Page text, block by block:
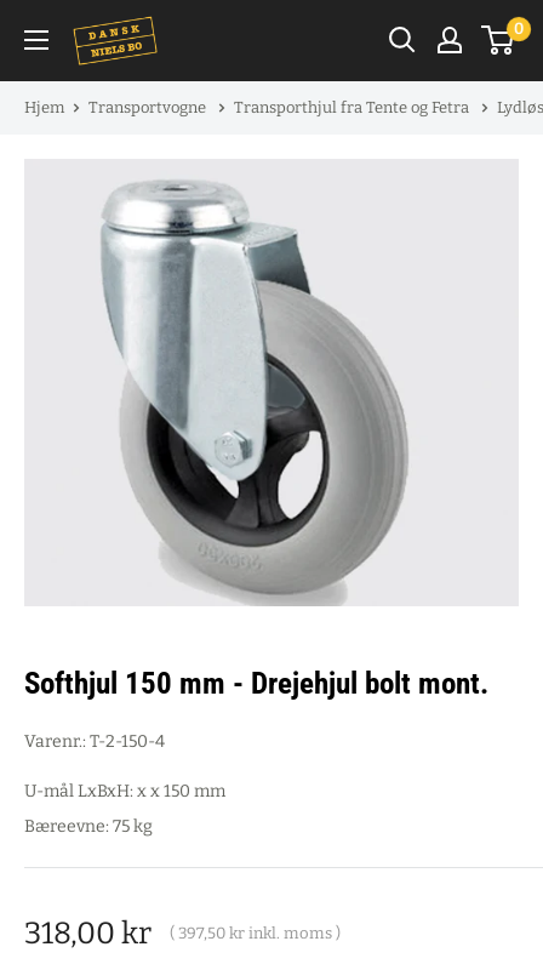
indhold
0
Hjem Transportvogne Transporthjul fra Tente og Fetra
Softhjul 150 mm - Drejehjul bolt mont.
Varenr.: T-2-150-4
U-mål LxBxH: x x 150 mm
Bæreevne: 75 kg
Salgspris
318,00 kr ( 397,50 kr inkl. moms )